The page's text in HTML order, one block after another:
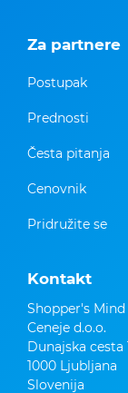
Za partnere
Postupak
Prednosti
Česta pitanja
Cenovnik
Pridružite se
Kontakt
Shopper's
Ceneje d.o.o.
Dunajska cesta
1000 Ljubljana
Slovenija